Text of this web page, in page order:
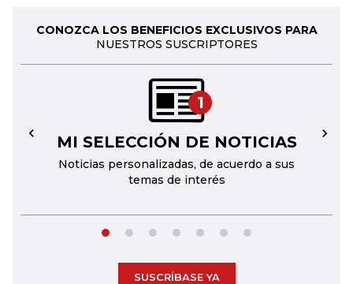
CONOZCA LOS BENEFICIOS EXCLUSIVOS PARA
NUESTROS SUSCRIPTORES
1
MI SELECCIÓN DE NOTICIAS
Noticias personalizadas, de acuerdo a sus
temas de interés
← →
SUSCRÍBASE YA